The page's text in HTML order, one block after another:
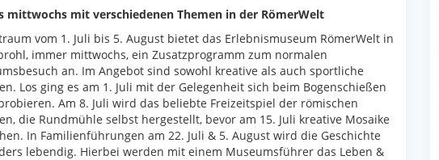
mittwochs mit verschiedenen Themen in der RömerWelt
vom 1. Juli bis 5. August bietet das Erlebnismuseum RömerWelt in
immer mittwochs, ein Zusatzprogramm zum normalen
an. Im Angebot sind sowohl kreative als auch sportliche
Los ging es am 1. Juli mit der Gelegenheit sich beim Bogenschießen
Am 8. Juli wird das beliebte Freizeitspiel der römischen
die Rundmühle selbst hergestellt, bevor am 15. Juli kreative Mosaike
In Familienführungen am 22. Juli & 5. August wird die Geschichte
lebendig. Hierbei werden mit einem Museumsführer das Leben &